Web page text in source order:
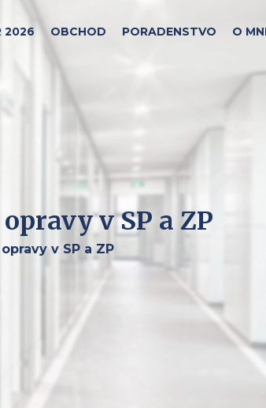
2026 OBCHOD PORADENSTVO O
v SP a ZP
v SP a ZP